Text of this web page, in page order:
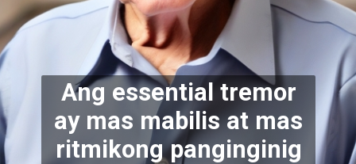
Ang essential tremor
ay mas mabilis at mas
ritmikong panginginig